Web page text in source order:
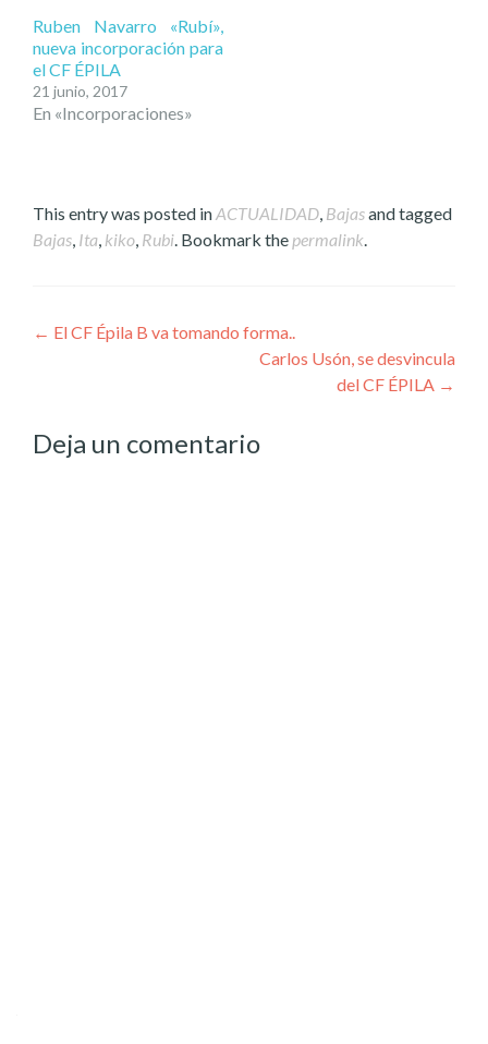
Ruben Navarro «Rubí»,
nueva incorporación para
el CF ÉPILA
21 junio, 2017
En «Incorporaciones»
This entry was posted inACTUALIDAD, Bajasand tagged
Bajas, Ita, kiko, Rubi. Bookmark the permalink.
Post
← El CF Épila B va tomando forma..
Carlos Usón, se desvincula
del CF ÉPILA →
Deja un comentario